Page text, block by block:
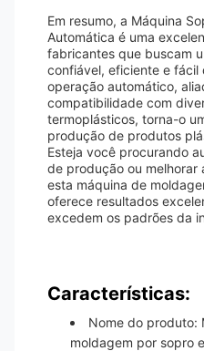
Em resumo, a Máquina
Automática é uma
fabricantes que buscam
confiável, eficiente e fácil
operação automático,
compatibilidade com
termoplásticos, torna-o
produção de produtos
Esteja você procurando
de produção ou melhorar
esta máquina de
oferece resultados
excedem os padrões da
Características:
Nome do produto:
moldagem por sopro